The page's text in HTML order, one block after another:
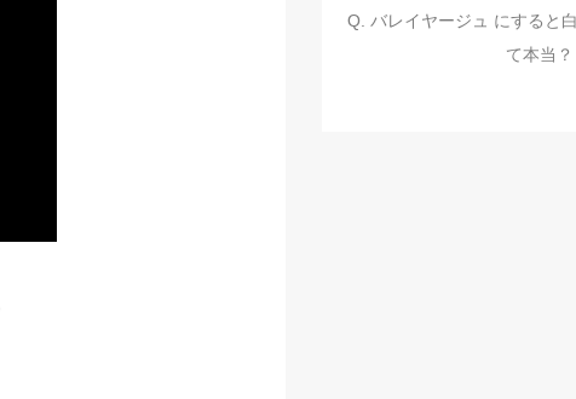
Q. バレイヤージュ にすると
て本当？